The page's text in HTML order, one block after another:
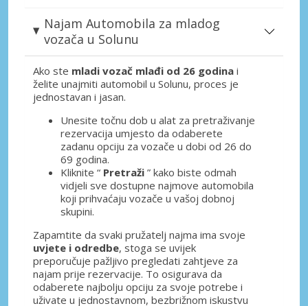
Najam Automobila za mladog
vozača u Solunu
Ako ste mladi vozač mlađi od 26 godina i
želite unajmiti automobil u Solunu, proces je
jednostavan i jasan.
Unesite točnu dob u alat za pretraživanje
rezervacija umjesto da odaberete
zadanu opciju za vozače u dobi od 26 do
69 godina.
Kliknite “ Pretraži ” kako biste odmah
vidjeli sve dostupne najmove automobila
koji prihvaćaju vozače u vašoj dobnoj
skupini.
Zapamtite da svaki pružatelj najma ima svoje
uvjete i odredbe, stoga se uvijek
preporučuje pažljivo pregledati zahtjeve za
najam prije rezervacije. To osigurava da
odaberete najbolju opciju za svoje potrebe i
uživate u jednostavnom, bezbrižnom iskustvu